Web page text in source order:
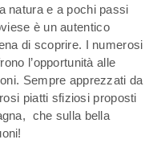
natura e a pochi passi
è un autentico
di scoprire. I numerosi
l’opportunità alle
Sempre apprezzati da
piatti sfiziosi proposti
che sulla bella